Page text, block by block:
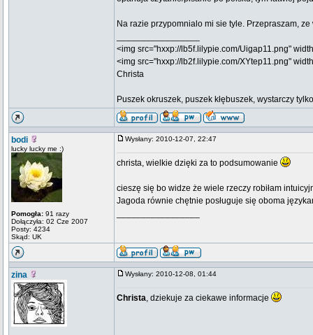
Na razie przypomnialo mi sie tyle. Przepraszam,
<img src="hxxp://lb5f.lilypie.com/Uigap11.png"
<img src="hxxp://lb2f.lilypie.com/XYtep11.png"
Christa
Puszek okruszek, puszek kłębuszek, wystarczy
bodi
lucky lucky me :)
Pomogła: 91 razy
Dołączyła: 02 Cze 2007
Posty: 4234
Skąd: UK
Wysłany: 2010-12-07, 22:47
christa, wielkie dzięki za to podsumowanie
cieszę się bo widze że wiele rzeczy robiłam
Jagoda równie chętnie posługuje się oboma
zina Wysłany: 2010-12-08, 01:44
Christa, dziekuje za ciekawe informacje